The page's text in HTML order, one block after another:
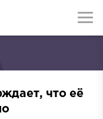
что её